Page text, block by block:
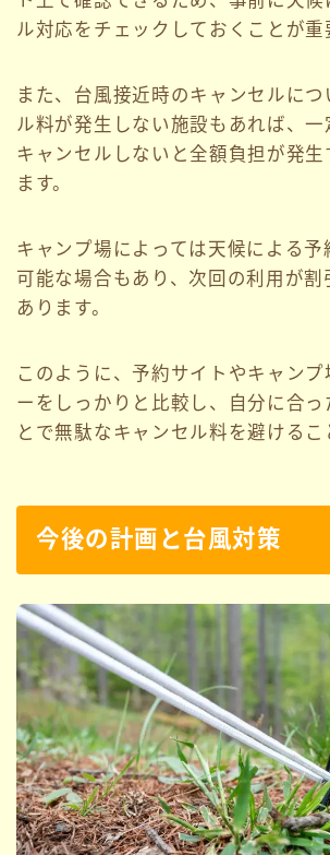
ル対応をチェックしておくことが重
また、台風接近時のキャンセルにつ
ル料が発生しない施設もあれば、一
キャンセルしないと全額負担が発生
ます。
キャンプ場によっては天候による予
可能な場合もあり、次回の利用が割
あります。
このように、予約サイトやキャンプ
ーをしっかりと比較し、自分に合っ
とで無駄なキャンセル料を避けるこ
今後の計画と台風対策